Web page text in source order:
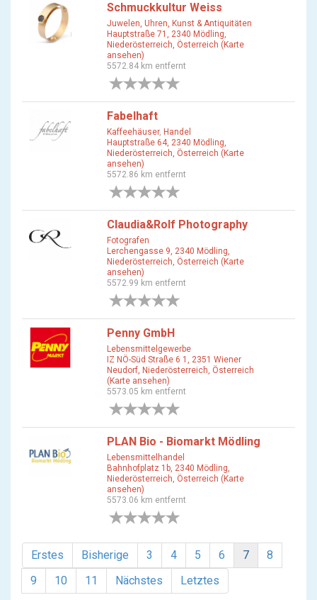
Schmuckkultur Weiss
Juwelen, Uhren, Kunst & Antiquitäten
Hauptstraße 71, 2340 Mödling,
Niederösterreich, Österreich (Karte
ansehen)
5572.84 km entfernt
Fabelhaft
Kaffeehäuser, Handel
Hauptstraße 64, 2340 Mödling,
Niederösterreich, Österreich (Karte
ansehen)
5572.86 km entfernt
Claudia&Rolf Photography
Fotografen
Lerchengasse 9, 2340 Mödling,
Niederösterreich, Österreich (Karte
ansehen)
5572.99 km entfernt
Penny GmbH
Lebensmittelgewerbe
IZ NÖ-Süd Straße 6 1, 2351 Wiener
Neudorf, Niederösterreich, Österreich
(Karte ansehen)
5573.05 km entfernt
PLAN Bio - Biomarkt Mödling
Lebensmittelhandel
Bahnhofplatz 1b, 2340 Mödling,
Niederösterreich, Österreich (Karte
ansehen)
5573.06 km entfernt
Erstes Bisherige 3 4 5 6 7
8
9
10 11 Nächstes Letztes